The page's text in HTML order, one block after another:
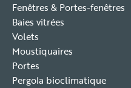
Fenêtres & Portes-fenêtres
Baies vitrées
Volets
Moustiquaires
Portes
Pergola bioclimatique